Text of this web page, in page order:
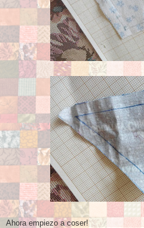
Ahora empiezo a coser!